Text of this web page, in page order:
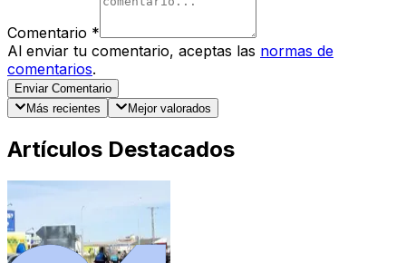
Comentario *
Al enviar tu comentario, aceptas las normas de
comentarios.
Enviar Comentario
Más recientes
Mejor valorados
Artículos Destacados